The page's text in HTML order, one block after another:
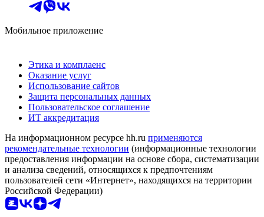
Мобильное приложение
Этика и комплаенс
Оказание услуг
Использование сайтов
Защита персональных данных
Пользовательское соглашение
ИТ аккредитация
На информационном ресурсе hh.ru применяются
рекомендательные технологии (информационные технологии
предоставления информации на основе сбора, систематизации
и анализа сведений, относящихся к предпочтениям
пользователей сети «Интернет», находящихся на территории
Российской Федерации)